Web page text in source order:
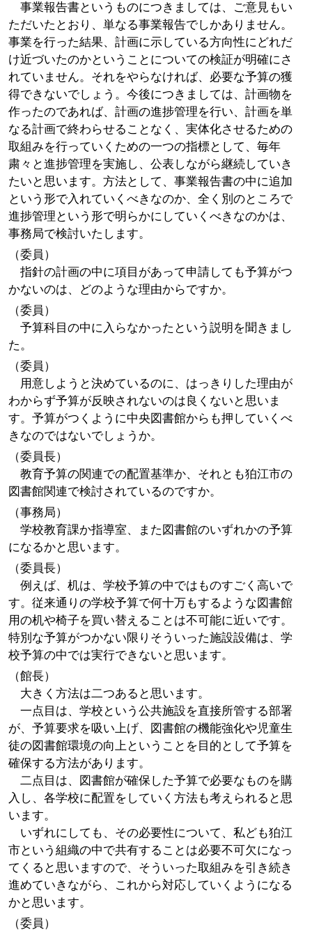
事業報告書というものにつきましては、ご意見もい
ただいたとおり、単なる事業報告でしかありません。
事業を行った結果、計画に示している方向性にどれだ
け近づいたのかということについての検証が明確にさ
れていません。それをやらなければ、必要な予算の獲
得できないでしょう。今後につきましては、計画物を
作ったのであれば、計画の進捗管理を行い、計画を単
なる計画で終わらせることなく、実体化させるための
取組みを行っていくための一つの指標として、毎年
粛々と進捗管理を実施し、公表しながら継続していき
たいと思います。方法として、事業報告書の中に追加
という形で入れていくべきなのか、全く別のところで
進捗管理という形で明らかにしていくべきなのかは、
事務局で検討いたします。
（委員）
指針の計画の中に項目があって申請しても予算がつ
かないのは、どのような理由からですか。
（委員）
予算科目の中に入らなかったという説明を聞きまし
た。
（委員）
用意しようと決めているのに、はっきりした理由が
わからず予算が反映されないのは良くないと思いま
す。予算がつくように中央図書館からも押していくべ
きなのではないでしょうか。
（委員長）
教育予算の関連での配置基準か、それとも狛江市の
図書館関連で検討されているのですか。
（事務局）
学校教育課か指導室、また図書館のいずれかの予算
になるかと思います。
（委員長）
例えば、机は、学校予算の中ではものすごく高いで
す。従来通りの学校予算で何十万もするような図書館
用の机や椅子を買い替えることは不可能に近いです。
特別な予算がつかない限りそういった施設設備は、学
校予算の中では実行できないと思います。
（館長）
大きく方法は二つあると思います。
一点目は、学校という公共施設を直接所管する部署
が、予算要求を吸い上げ、図書館の機能強化や児童生
徒の図書館環境の向上ということを目的として予算を
確保する方法があります。
二点目は、図書館が確保した予算で必要なものを購
入し、各学校に配置をしていく方法も考えられると思
います。
いずれにしても、その必要性について、私ども狛江
市という組織の中で共有することは必要不可欠になっ
てくると思いますので、そういった取組みを引き続き
進めていきながら、これから対応していくようになる
かと思います。
（委員）